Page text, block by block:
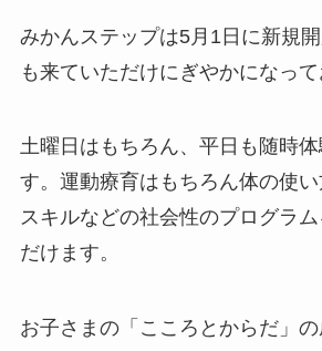
みかんステップは5月1日に新規
も来ていただけにぎやかになって
土曜日はもちろん、平日も随時
す。運動療育はもちろん体の使
スキルなどの社会性のプログラ
だけます。
お子さまの「こころとからだ」